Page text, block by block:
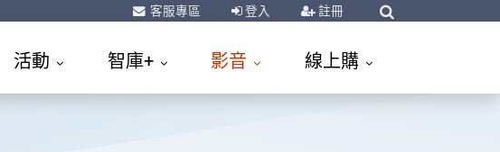
客服專區 登入 註冊
活動 智庫+ 影音 線上購